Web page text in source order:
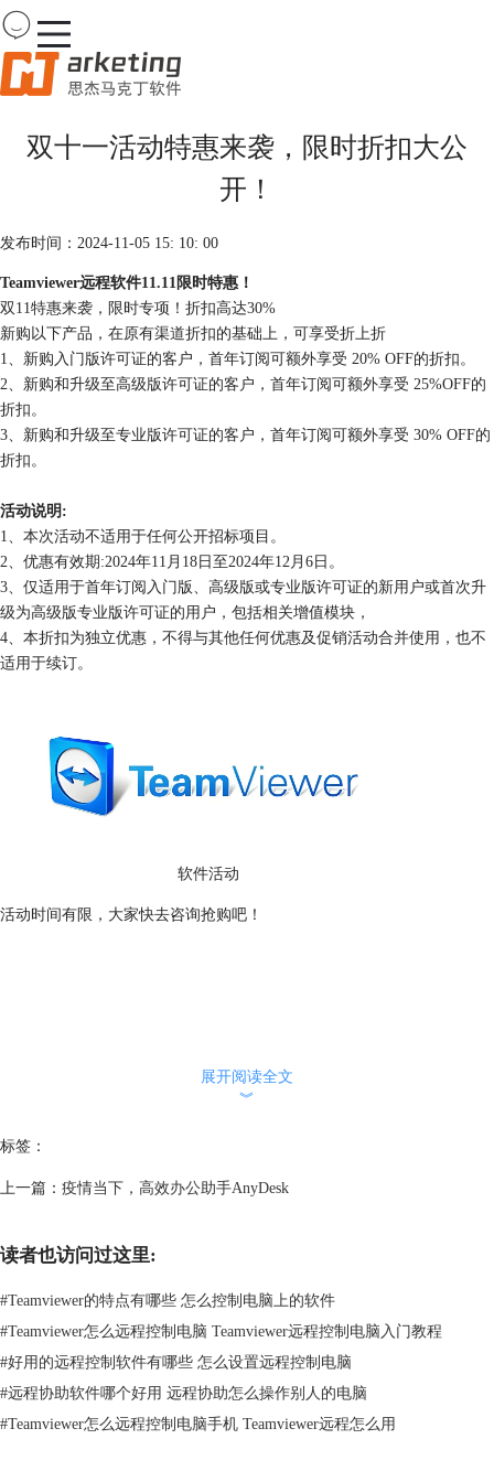
Team
购买
服务
双十一活动特惠来袭，限时折扣大公
开！
发布时间：2024-11-05 15: 10: 00
Teamviewer远程软件11.11限时特惠！
双11特惠来袭，限时专项！折扣高达30%
新购以下产品，在原有渠道折扣的基础上，可享受折上折
1、新购入门版许可证的客户，首年订阅可额外享受 20% OFF的折扣。
2、新购和升级至高级版许可证的客户，首年订阅可额外享受 25%OFF的
折扣。
3、新购和升级至专业版许可证的客户，首年订阅可额外享受 30% OFF的
折扣。
活动说明:
1、本次活动不适用于任何公开招标项目。
2、优惠有效期:2024年11月18日至2024年12月6日。
3、仅适用于首年订阅入门版、高级版或专业版许可证的新用户或首次升
级为高级版专业版许可证的用户，包括相关增值模块，
4、本折扣为独立优惠，不得与其他任何优惠及促销活动合并使用，也不
适用于续订。
软件活动
活动时间有限，大家快去咨询抢购吧！
展开阅读全文
︾
标签：
上一篇： 疫情当下，高效办公助手AnyDesk
读者也访问过这里:
#Teamviewer的特点有哪些 怎么控制电脑上的软件
#Teamviewer怎么远程控制电脑 Teamviewer远程控制电脑入门教程
#好用的远程控制软件有哪些 怎么设置远程控制电脑
#远程协助软件哪个好用 远程协助怎么操作别人的电脑
#Teamviewer怎么远程控制电脑手机 Teamviewer远程怎么用